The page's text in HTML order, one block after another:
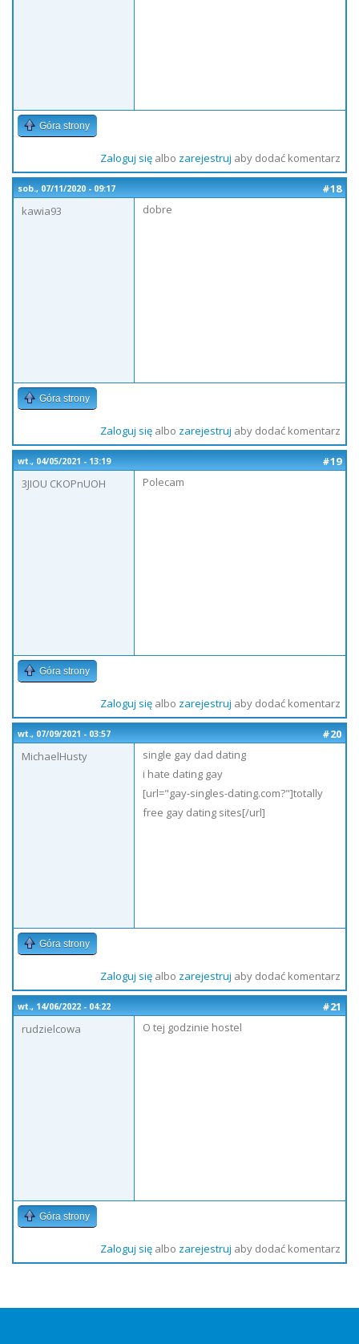
Góra strony
Zaloguj sięalbo zarejestruj aby dodać komentarz
sob., 07/11/2020 - 09:17
#18
kawia93
dobre
Góra strony
Zaloguj sięalbo zarejestruj aby dodać komentarz
wt., 04/05/2021 - 13:19
#19
3JIOU CKOPnUOH
Polecam
Góra strony
Zaloguj sięalbo zarejestruj aby dodać komentarz
wt., 07/09/2021 - 03:57
#20
MichaelHusty
single gay dad dating
i hate dating gay
[url="gay-singles-dating.com?"]totally
free gay dating sites[/url]
Góra strony
Zaloguj sięalbo zarejestruj aby dodać komentarz
wt., 14/06/2022 - 04:22
#21
rudzielcowa
O tej godzinie hostel
Góra strony
Zaloguj sięalbo zarejestruj aby dodać komentarz